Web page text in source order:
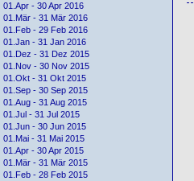
01.Apr - 30 Apr 2016
01.Mär - 31 Mär 2016
01.Feb - 29 Feb 2016
01.Jan - 31 Jan 2016
01.Dez - 31 Dez 2015
01.Nov - 30 Nov 2015
01.Okt - 31 Okt 2015
01.Sep - 30 Sep 2015
01.Aug - 31 Aug 2015
01.Jul - 31 Jul 2015
01.Jun - 30 Jun 2015
01.Mai - 31 Mai 2015
01.Apr - 30 Apr 2015
01.Mär - 31 Mär 2015
01.Feb - 28 Feb 2015